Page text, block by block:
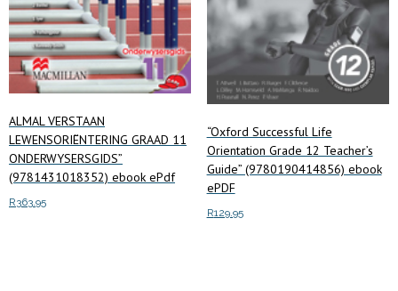
ALMAL VERSTAAN
LEWENSORIËNTERING GRAAD 11
ONDERWYSERSGIDS”
(9781431018352) ebook ePdf
R363.95
“Oxford Successful Life
Orientation Grade 12 Teacher’s
Guide” (9780190414856) ebook
ePDF
R129.95